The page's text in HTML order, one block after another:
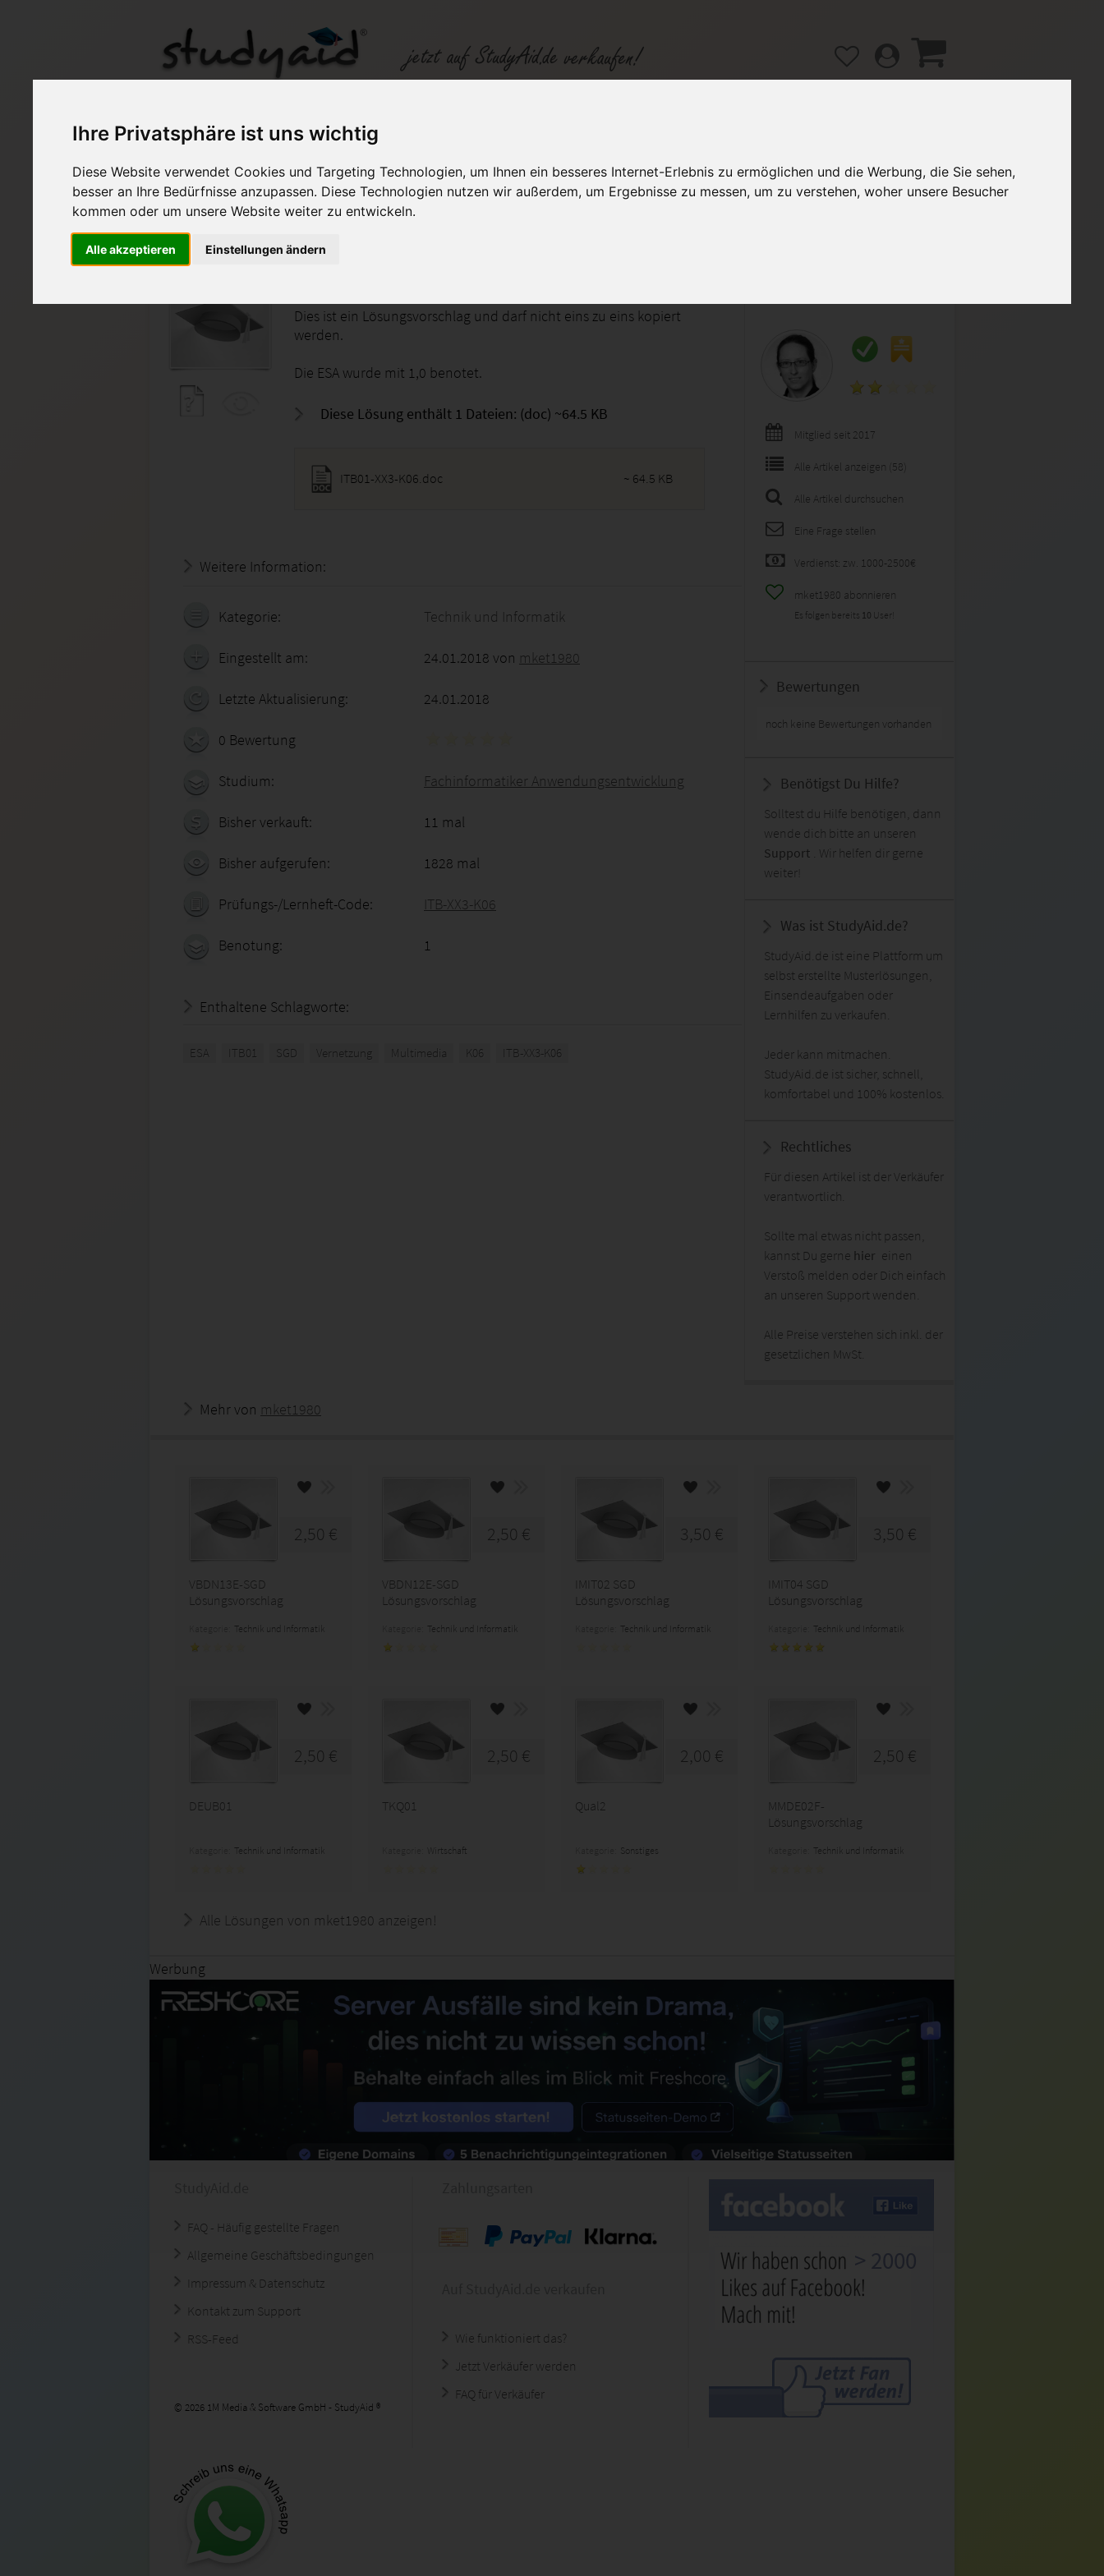
Ihre Privatsphäre ist uns wichtig
Diese Website verwendet Cookies und Targeting Technologien, um Ihnen ein besseres Internet-Erlebnis zu ermöglichen und die Werbung, die Sie sehen,
besser an Ihre Bedürfnisse anzupassen. Diese Technologien nutzen wir außerdem, um Ergebnisse zu messen, um zu verstehen, woher unsere Besucher
kommen oder um unsere Website weiter zu entwickeln.
Alle akzeptieren Einstellungen ändern
ITB01
Auf StudyAid.de verkaufen Kategorien Studiengänge / Lehrgänge Hilfe / FAQ
Dies ist ein Lösungsvorschlag und darf nicht eins zu eins kopiert
werden.
Die ESA wurde mit 1,0 benotet.
Diese Lösung enthält 1 Dateien: (doc) ~64.5 KB
ITB01-XX3-K06.doc ~ 64.5 KB
Weitere Information:
Kategorie: Technik und Informatik
Eingestellt am: 24.01.2018 von mket1980
Letzte Aktualisierung: 24.01.2018
0 Bewertung
Studium: Fachinformatiker Anwendungsentwicklung
Bisher verkauft: 11 mal
Bisher aufgerufen: 1828 mal
Prüfungs-/Lernheft-Code: ITB-XX3-K06
Benotung: 1
Enthaltene Schlagworte:
ESA ITB01 SGD Vernetzung Multimedia K06 ITB-XX3-K06
Mitglied seit 2017
Alle Artikel anzeigen (58)
Alle Artikel durchsuchen
Eine Frage stellen
Verdienst: zw. 1000-2500€
mket1980 abonnieren
Es folgen bereits 10 User!
Bewertungen
noch keine Bewertungen vorhanden
Benötigst Du Hilfe?
Solltest du Hilfe benötigen, dann
wende dich bitte an unseren
Support . Wir helfen dir gerne
weiter!
Was ist StudyAid.de?
StudyAid.de ist eine Plattform um
selbst erstellte Musterlösungen,
Einsendeaufgaben oder
Lernhilfen zu verkaufen.
Jeder kann mitmachen.
StudyAid.de ist sicher, schnell,
komfortabel und 100% kostenlos.
Rechtliches
Für diesen Artikel ist der Verkäufer
verantwortlich.
Sollte mal etwas nicht passen,
kannst Du gerne hier einen
Verstoß melden oder Dich einfach
an unseren Support wenden.
Alle Preise verstehen sich inkl. der
gesetzlichen MwSt.
Mehr von mket1980
2,50 €
VBDN13E-SGD
Lösungsvorschlag
Technik und Informatik
2,50 €
VBDN12E-SGD
Lösungsvorschlag
Technik und Informatik
3,50 €
IMIT02 SGD
Lösungsvorschlag
Technik und Informatik
3,50 €
IMIT04 SGD
Lösungsvorschlag
Technik und Informatik
2,50 €
DEUB01
Technik und Informatik
2,50 €
TKQ01
Wirtschaft
2,00 €
Qual2
Sonstiges
2,50 €
MMDE02F-
Lösungsvorschlag
Technik und Informatik
Alle Lösungen von mket1980 anzeigen!
Werbung
FAQ - Häufig gestellte Fragen
Allgemeine Geschäftsbedingungen
Impressum & Datenschutz
Kontakt zum Support
RSS-Feed
© 2026 1M Media & Software GmbH - StudyAid ®
Wie funktioniert das?
Jetzt Verkäufer werden
FAQ für Verkäufer
> 2000